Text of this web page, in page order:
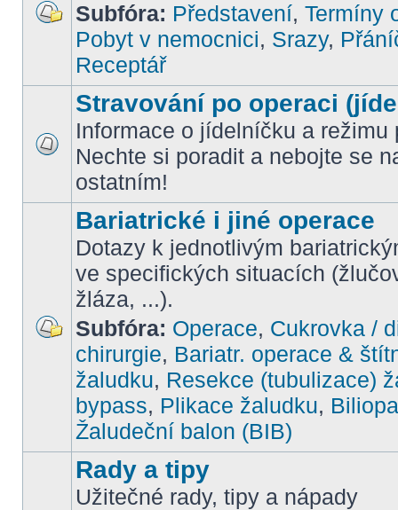
Subfóra: Představení, Termíny
Pobyt v nemocnici, Srazy,
Receptář
Stravování po operaci
Informace o jídelníčku a režimu
Nechte si poradit a nebojte se
ostatním!
Bariatrické i jiné operace
Dotazy k jednotlivým
ve specifických situacích
žláza, ...).
Subfóra: Operace, Cukrovka /
chirurgie, Bariatr. operace &
žaludku, Resekce (tubulizace)
bypass, Plikace žaludku,
Žaludeční balon (BIB)
Rady a tipy
Užitečné rady, tipy a nápady